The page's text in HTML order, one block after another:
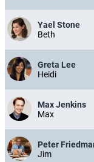
Yael Stone
Beth
Greta Lee
Heidi
Max Jenkins
Max
Peter
Jim